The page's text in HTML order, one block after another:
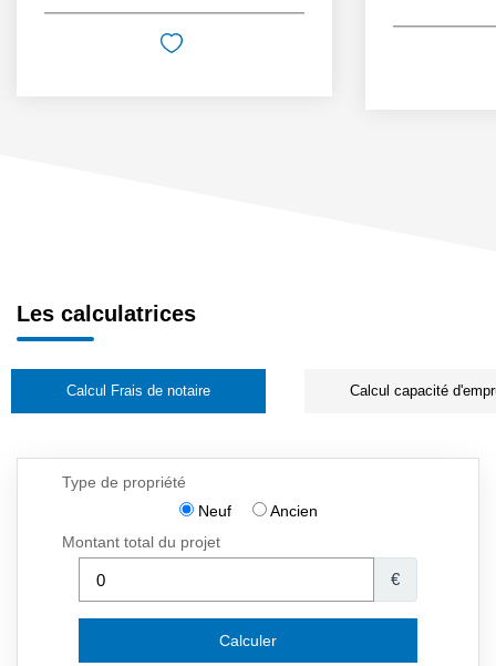
Les calculatrices
Calcul Frais de notaire Calcul capacité